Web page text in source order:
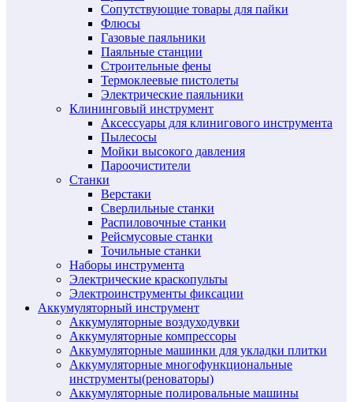
Сопутствующие товары для пайки
Флюсы
Газовые паяльники
Паяльные станции
Строительные фены
Термоклеевые пистолеты
Электрические паяльники
Клининговый инструмент
Аксессуары для клинигового инструмента
Пылесосы
Мойки высокого давления
Пароочистители
Станки
Верстаки
Сверлильные станки
Распиловочные станки
Рейсмусовые станки
Точильные станки
Наборы инструмента
Электрические краскопульты
Электроинструменты фиксации
Аккумуляторный инструмент
Аккумуляторные воздуходувки
Аккумуляторные компрессоры
Аккумуляторные машинки для укладки плитки
Аккумуляторные многофункциональные
инструменты(реноваторы)
Аккумуляторные полировальные машины